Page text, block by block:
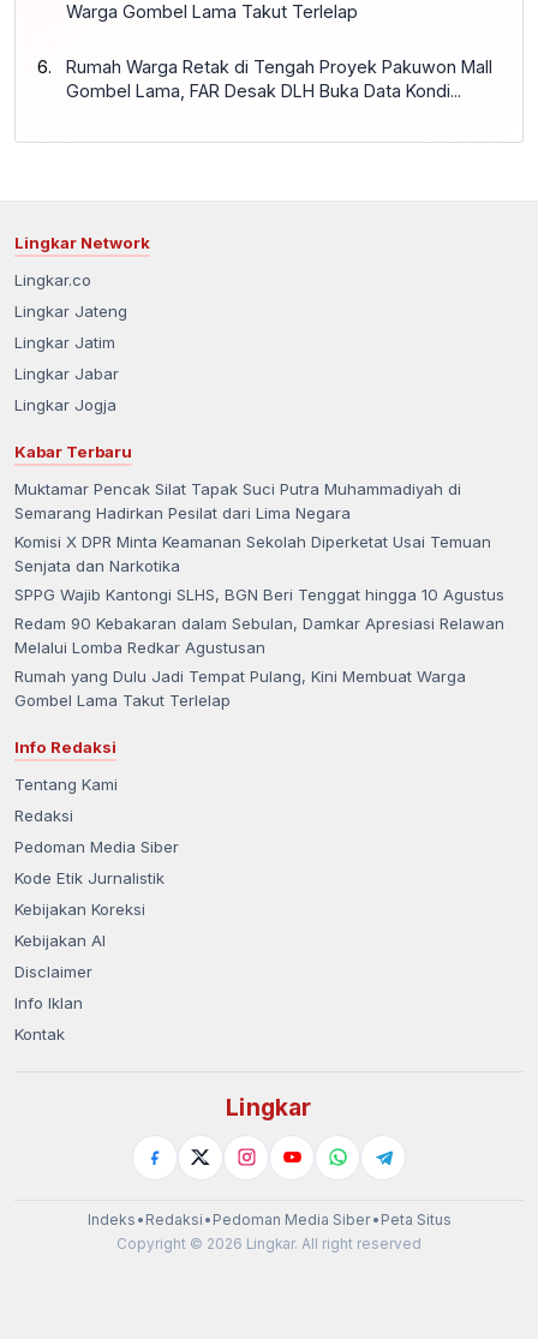
Warga Gombel Lama Takut Terlelap
Rumah Warga Retak di Tengah Proyek Pakuwon Mall
Gombel Lama, FAR Desak DLH Buka Data Kondi...
Lingkar Network
Lingkar.co
Lingkar Jateng
Lingkar Jatim
Lingkar Jabar
Lingkar Jogja
Kabar Terbaru
Muktamar Pencak Silat Tapak Suci Putra Muhammadiyah di
Semarang Hadirkan Pesilat dari Lima Negara
Komisi X DPR Minta Keamanan Sekolah Diperketat Usai Temuan
Senjata dan Narkotika
SPPG Wajib Kantongi SLHS, BGN Beri Tenggat hingga 10 Agustus
Redam 90 Kebakaran dalam Sebulan, Damkar Apresiasi Relawan
Melalui Lomba Redkar Agustusan
Rumah yang Dulu Jadi Tempat Pulang, Kini Membuat Warga
Gombel Lama Takut Terlelap
Info Redaksi
Tentang Kami
Redaksi
Pedoman Media Siber
Kode Etik Jurnalistik
Kebijakan Koreksi
Kebijakan AI
Disclaimer
Info Iklan
Kontak
Lingkar
Indeks • Redaksi • Pedoman Media Siber• Peta Situs
Copyright © 2026 Lingkar. All right reserved